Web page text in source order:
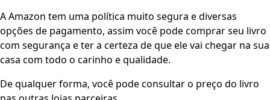
A Amazon tem uma política muito segura e diversas
opções de pagamento, assim você pode comprar seu livro
com segurança e ter a certeza de que ele vai chegar na sua
casa com todo o carinho e qualidade.
De qualquer forma, você pode consultar o preço do livro